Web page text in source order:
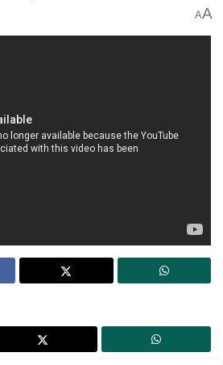
AA